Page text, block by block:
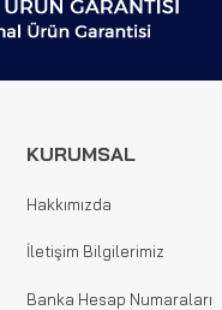
KURUMSAL
Hakkımızda
İletişim Bilgilerimiz
Banka Hesap Numaraları